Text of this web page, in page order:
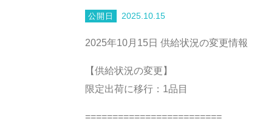
2025.10.15
2025年10月15日 供給状況の変更情報
【供給状況の変更】
限定出荷に移行：1品目
=========================